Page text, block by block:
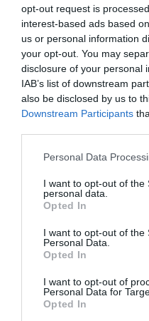
opt-out request is
interest-based ads based
us or personal information
your opt-out. You may
disclosure of your personal
IAB’s list of downstream
also be disclosed by us to
Downstream Participants
Please note that this
not limited to your visit or
grant or deny consent to
use your data for below
consent section.
Personal Data
I want to opt-out of the
personal data.
Opted In
I want to opt-out of the
Personal Data.
Opted In
I want to opt-out of
Personal Data for
Opted In
Legfrissebb